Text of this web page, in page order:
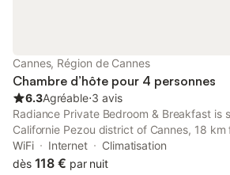
Cannes, Région de Cannes
Chambre d’hôte pour 4 personnes
6.3Agréable⋅3 avis
Radiance Private Bedroom & Breakfast is
Californie Pezou district of Cannes, 18 km
International de la Parfumerie, 18 km from
- The History Factory in Grasse and 30 km
WiFi Internet
Climatisation
dès 118 € par nuit